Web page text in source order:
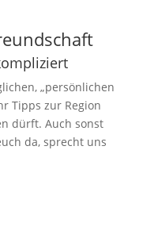
„persönlichen
Tipps zur Region
dürft. Auch sonst
da, sprecht uns